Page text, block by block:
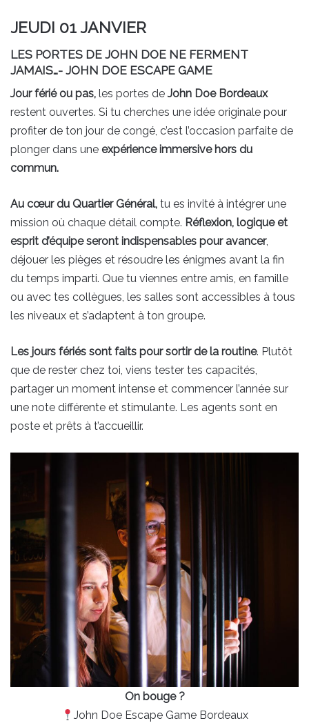
JEUDI 01 JANVIER
LES PORTES DE JOHN DOE NE FERMENT
JAMAIS…- JOHN DOE ESCAPE GAME
Jour férié ou pas, les portes de John Doe Bordeaux
restent ouvertes. Si tu cherches une idée originale pour
profiter de ton jour de congé, c’est l’occasion parfaite de
plonger dans une expérience immersive hors du
commun.
Au cœur du Quartier Général, tu es invité à intégrer une
mission où chaque détail compte. Réflexion, logique et
esprit d’équipe seront indispensables pour avancer,
déjouer les pièges et résoudre les énigmes avant la fin
du temps imparti. Que tu viennes entre amis, en famille
ou avec tes collègues, les salles sont accessibles à tous
les niveaux et s’adaptent à ton groupe.
Les jours fériés sont faits pour sortir de la routine. Plutôt
que de rester chez toi, viens tester tes capacités,
partager un moment intense et commencer l’année sur
une note différente et stimulante. Les agents sont en
poste et prêts à t’accueillir.
On bouge ?
John Doe Escape Game Bordeaux